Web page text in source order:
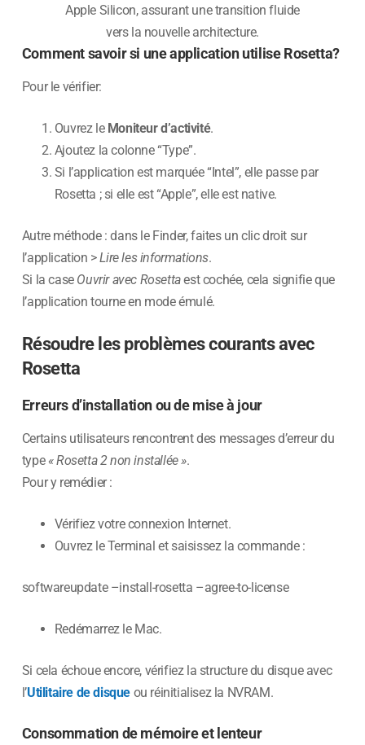
Apple Silicon, assurant une transition fluide
vers la nouvelle architecture.
Comment savoir si une application utilise Rosetta?
Pour le vérifier:
Ouvrez le Moniteur d’activité.
Ajoutez la colonne “Type”.
Si l’application est marquée “Intel”, elle passe par
Rosetta ; si elle est “Apple”, elle est native.
Autre méthode : dans le Finder, faites un clic droit sur
l’application >Lire les informations.
Si la case Ouvrir avec Rosettaest cochée, cela signifie que
l’application tourne en mode émulé.
Résoudre les problèmes courants avec
Rosetta
Erreurs d’installation ou de mise à jour
Certains utilisateurs rencontrent des messages d’erreur du
type « Rosetta 2 non installée ».
Pour y remédier :
Vérifiez votre connexion Internet.
Ouvrez le Terminal et saisissez la commande :
softwareupdate –install-rosetta –agree-to-license
Redémarrez le Mac.
Si cela échoue encore, vérifiez la structure du disque avec
l’Utilitaire de disque ou réinitialisez la NVRAM.
Consommation de mémoire et lenteur